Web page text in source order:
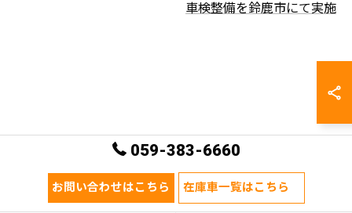
車検整備を鈴鹿市にて実施
059-383-6660
お問い合わせはこちら 在庫車一覧はこちら